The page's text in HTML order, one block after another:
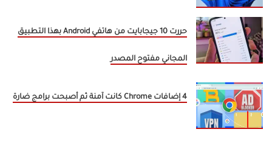
حررت 10 جيجابايت من هاتفي Android بهذا التطبيق
المجاني مفتوح المصدر
4 إضافات Chrome كانت آمنة ثم أصبحت برامج ضارة